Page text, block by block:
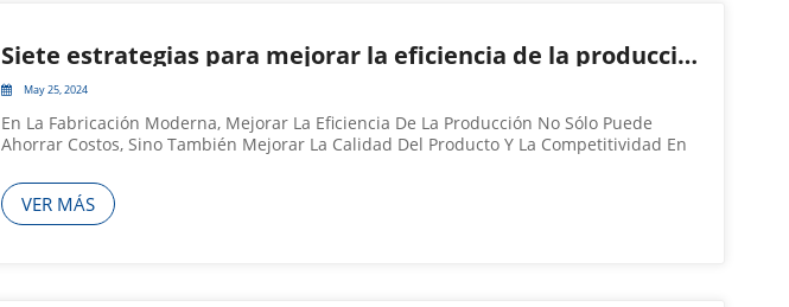
Siete estrategias para mejorar la eficiencia de la producción de tapones SED
May 25, 2024
En La Fabricación Moderna, Mejorar La Eficiencia De La Producción No Sólo Puede
Ahorrar Costos, Sino También Mejorar La Calidad Del Producto Y La Competitividad En
Productos De Enchufe SED Desde Siete Aspectos. ...
VER MÁS